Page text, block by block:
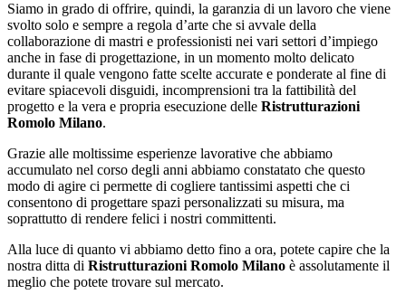
Siamo in grado di offrire, quindi, la garanzia di un lavoro che viene
svolto solo e sempre a regola d’arte che si avvale della
collaborazione di mastri e professionisti nei vari settori d’impiego
anche in fase di progettazione, in un momento molto delicato
durante il quale vengono fatte scelte accurate e ponderate al fine di
evitare spiacevoli disguidi, incomprensioni tra la fattibilità del
progetto e la vera e propria esecuzione delle Ristrutturazioni
Romolo Milano.
Grazie alle moltissime esperienze lavorative che abbiamo
accumulato nel corso degli anni abbiamo constatato che questo
modo di agire ci permette di cogliere tantissimi aspetti che ci
consentono di progettare spazi personalizzati su misura, ma
soprattutto di rendere felici i nostri committenti.
Alla luce di quanto vi abbiamo detto fino a ora, potete capire che la
nostra ditta di Ristrutturazioni Romolo Milano è assolutamente il
meglio che potete trovare sul mercato.